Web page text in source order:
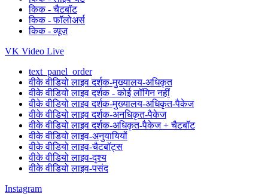
किक - चैटबॉट
किक - फॉलोअर्स
किक - व्यूज़
VK Video Live
text_panel_order
वीके वीडियो लाइव दर्शक-मुख्यालय-अधिकृत
वीके वीडियो लाइव दर्शक - कोई लॉगिन नहीं
वीके वीडियो लाइव दर्शक-मुख्यालय-अधिकृत-पैकेज
वीके वीडियो लाइव दर्शक-अनधिकृत-पैकेज
वीके वीडियो लाइव दर्शक-अधिकृत-पैकेज + चैटबॉट
वीके वीडियो लाइव-अनुयायियों
वीके वीडियो लाइव-चैटबॉट्स
वीके वीडियो लाइव-दृश्य
वीके वीडियो लाइव-पसंद
Instagram